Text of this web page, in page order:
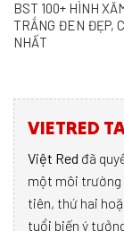
BST 100+ HÌNH
TRẮNG ĐEN ĐẸP,
NHẤT
VIETRED
Việt Red đã
một môi trường
tiên, thứ hai
tuổi biến ý